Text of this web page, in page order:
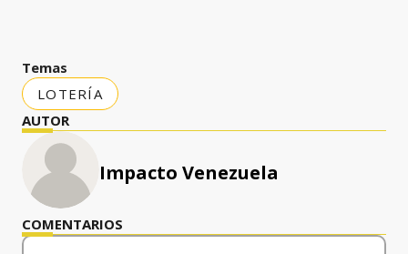
Temas
LOTERÍA
AUTOR
Impacto Venezuela
COMENTARIOS